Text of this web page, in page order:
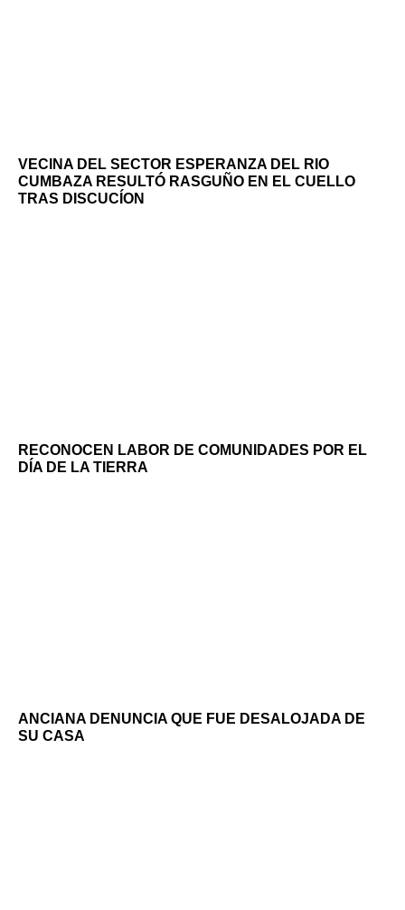
VECINA DEL SECTOR ESPERANZA DEL RIO
CUMBAZA RESULTÓ RASGUÑO EN EL CUELLO
TRAS DISCUCÍON
RECONOCEN LABOR DE COMUNIDADES POR EL
DÍA DE LA TIERRA
ANCIANA DENUNCIA QUE FUE DESALOJADA DE
SU CASA